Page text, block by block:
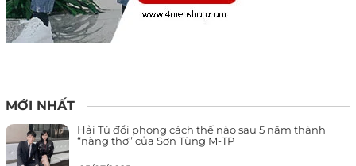
MỚI NHẤT
Hải Tú đổi phong cách thế nào sau 5 năm thành
“nàng thơ” của Sơn Tùng M-TP